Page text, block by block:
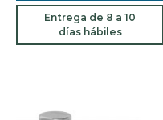
Entrega de 8 a 10
días hábiles